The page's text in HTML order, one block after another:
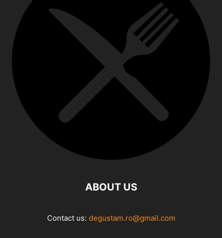
ABOUT US
Contact us: degustam.ro@gmail.com